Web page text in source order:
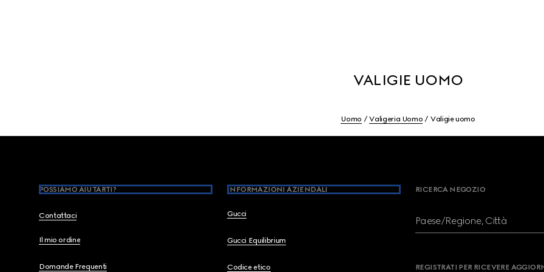
VALIGIE UOMO
Uomo Valigeria Uomo Valigie uomo
POSSIAMO AIUTARTI?
Contattaci
Il mio ordine
Domande Frequenti
INFORMAZIONI AZIENDALI
Gucci
Gucci Equilibrium
Codice etico
RICERCA NEGOZIO
Paese/Regione, Città
REGISTRATI PER RICEVERE